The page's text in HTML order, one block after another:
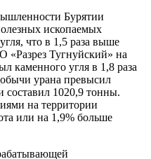
Бурятии
ископаемых
что в 1,5 раза выше
«Разрез Тугнуйский» на
каменного угля в 1,8 раза
урана превысил
составил 1020,9 тонны.
на территории
или на 1,9% больше